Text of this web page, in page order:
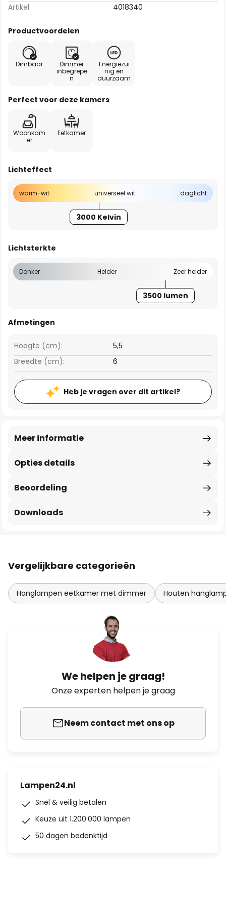
Artikel: 4018340
Productvoordelen
Dimbaar
Dimmer
inbegrepe
n
Energiezui
nig en
duurzaam
Perfect voor deze kamers
Woonkam
er
Eetkamer
Lichteffect
warm-wit universeel wit daglicht
3000 Kelvin
Lichtsterkte
Donker Helder Zeer helder
3500 lumen
Afmetingen
Breedte (cm): 6
Hoogte (cm): 5,5
Heb je vragen over dit artikel?
Opties details
Meer informatie
Beoordeling
Downloads
Vergelijkbare categorieën
Hanglampen eetkamer met dimmer Houten
We helpen je graag!
Onze experten helpen je graag
Neem contact met ons op
Lampen24.nl
Snel & veilig betalen
Keuze uit 1.200.000 lampen
50 dagen bedenktijd